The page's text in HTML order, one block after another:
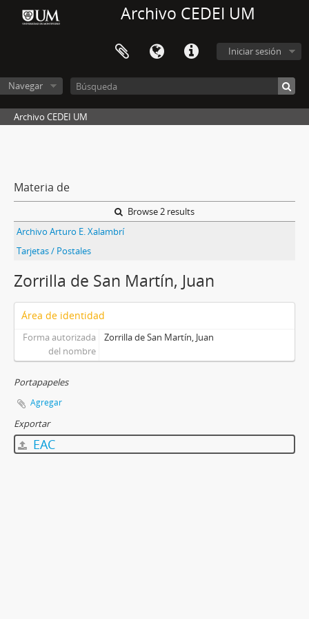
Archivo CEDEI UM
Iniciar sesión
Navegar
Archivo CEDEI UM
Materia de
Browse 2 results
Archivo Arturo E. Xalambrí
Tarjetas / Postales
Zorrilla de San Martín, Juan
Área de identidad
Forma autorizada
del nombre
Zorrilla de San Martín, Juan
Portapapeles
Agregar
Exportar
EAC